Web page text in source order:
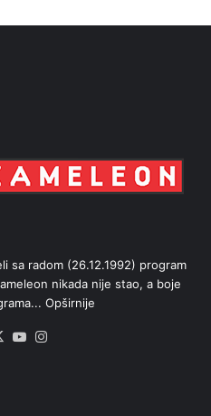
sa radom (26.12.1992) program
nikada nije stao, a boje
Opširnije
X YouTube